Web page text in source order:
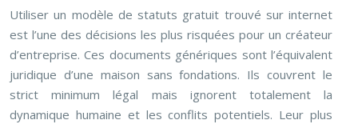
Utiliser un modèle de statuts gratuit trouvé sur internet
est l’une des décisions les plus risquées pour un créateur
d’entreprise. Ces documents génériques sont l’équivalent
juridique d’une maison sans fondations. Ils couvrent le
strict minimum légal mais ignorent totalement la
dynamique humaine et les conflits potentiels. Leur plus